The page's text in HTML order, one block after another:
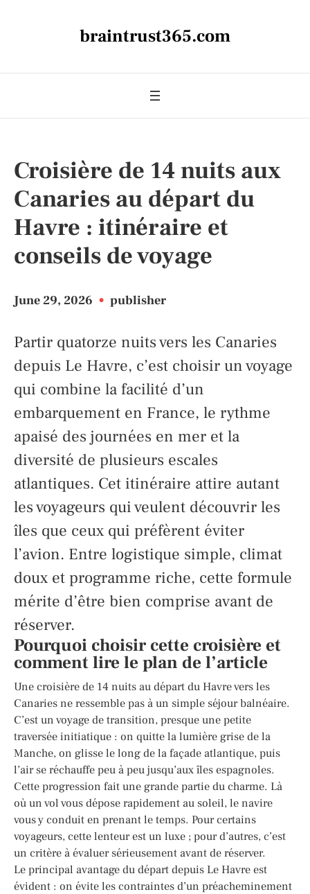
braintrust365.com
Croisière de 14 nuits aux
Canaries au départ du
Havre : itinéraire et
conseils de voyage
June 29, 2026 • publisher
Partir quatorze nuits vers les Canaries
depuis Le Havre, c’est choisir un voyage
qui combine la facilité d’un
embarquement en France, le rythme
apaisé des journées en mer et la
diversité de plusieurs escales
atlantiques. Cet itinéraire attire autant
les voyageurs qui veulent découvrir les
îles que ceux qui préfèrent éviter
l’avion. Entre logistique simple, climat
doux et programme riche, cette formule
mérite d’être bien comprise avant de
réserver.
Pourquoi choisir cette croisière et
comment lire le plan de l’article
Une croisière de 14 nuits au départ du Havre vers les
Canaries ne ressemble pas à un simple séjour balnéaire.
C’est un voyage de transition, presque une petite
traversée initiatique : on quitte la lumière grise de la
Manche, on glisse le long de la façade atlantique, puis
l’air se réchauffe peu à peu jusqu’aux îles espagnoles.
Cette progression fait une grande partie du charme. Là
où un vol vous dépose rapidement au soleil, le navire
vous y conduit en prenant le temps. Pour certains
voyageurs, cette lenteur est un luxe ; pour d’autres, c’est
un critère à évaluer sérieusement avant de réserver.
Le principal avantage du départ depuis Le Havre est
évident : on évite les contraintes d’un préacheminement